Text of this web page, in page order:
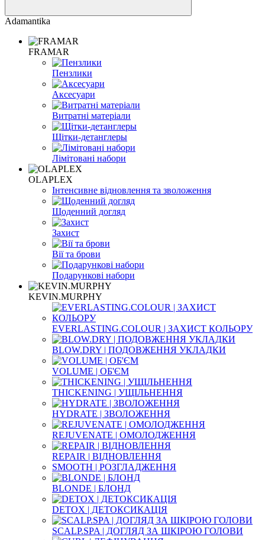
Adamantika
FRAMAR
Пензлики
Аксесуари
Витратні матеріали
Щітки-детанглеры
Лімітовані набори
OLAPLEX
Інтенсивне відновлення та зволоження
Щоденний догляд
Захист
Вії та брови
Подарункові набори
KEVIN.MURPHY
EVERLASTING.COLOUR | ЗАХИСТ КОЛЬОРУ
BLOW.DRY | ПОДОВЖЕННЯ УКЛАДКИ
VOLUME | ОБ'ЄМ
THICKENING | УЩІЛЬНЕННЯ
HYDRATE | ЗВОЛОЖЕННЯ
REJUVENATE | ОМОЛОДЖЕННЯ
REPAIR | ВІДНОВЛЕННЯ
SMOOTH | РОЗГЛАДЖЕННЯ
BLONDE | БЛОНД
DETOX | ДЕТОКСИКАЦІЯ
SCALP.SPA | ДОГЛЯД ЗА ШКІРОЮ ГОЛОВИ